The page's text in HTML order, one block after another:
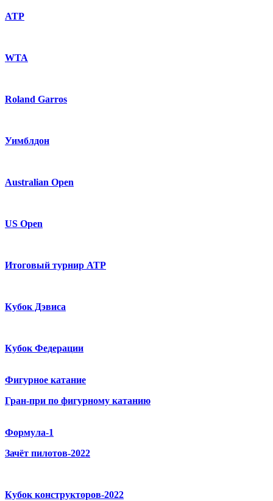
ATP
WTA
Roland Garros
Уимблдон
Australian Open
US Open
Итоговый турнир ATP
Кубок Дэвиса
Кубок Федерации
Фигурное катание
Гран-при по фигурному катанию
Формула-1
Зачёт пилотов-2022
Кубок конструкторов-2022